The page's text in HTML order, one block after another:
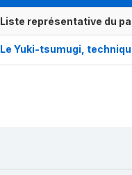
Liste représentative du
Le Yuki-tsumugi,